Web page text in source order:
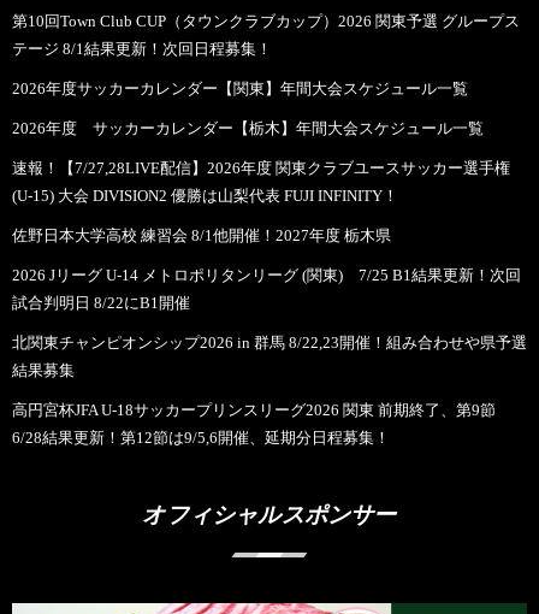
第10回Town Club CUP（タウンクラブカップ）2026 関東予選 グループス
テージ 8/1結果更新！次回日程募集！
2026年度サッカーカレンダー【関東】年間大会スケジュール一覧
2026年度 サッカーカレンダー【栃木】年間大会スケジュール一覧
速報！【7/27,28LIVE配信】2026年度 関東クラブユースサッカー選手権
(U-15) 大会 DIVISION2 優勝は山梨代表 FUJI INFINITY！
佐野日本大学高校 練習会 8/1他開催！2027年度 栃木県
2026 Jリーグ U-14 メトロポリタンリーグ (関東) 7/25 B1結果更新！次回
試合判明日 8/22にB1開催
北関東チャンピオンシップ2026 in 群馬 8/22,23開催！組み合わせや県予選
結果募集
高円宮杯JFA U-18サッカープリンスリーグ2026 関東 前期終了、第9節
6/28結果更新！第12節は9/5,6開催、延期分日程募集！
オフィシャルスポンサー